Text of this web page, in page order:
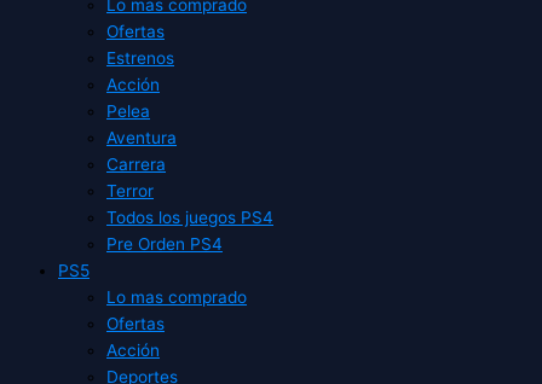
Lo mas comprado
Ofertas
Estrenos
Acción
Pelea
Aventura
Carrera
Terror
Todos los juegos PS4
Pre Orden PS4
PS5
Lo mas comprado
Ofertas
Acción
Deportes